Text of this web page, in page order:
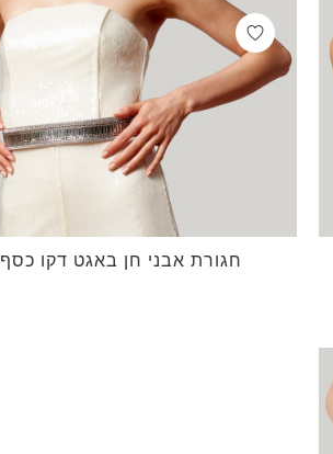
חגורת אבני חן באגט דקו כסף